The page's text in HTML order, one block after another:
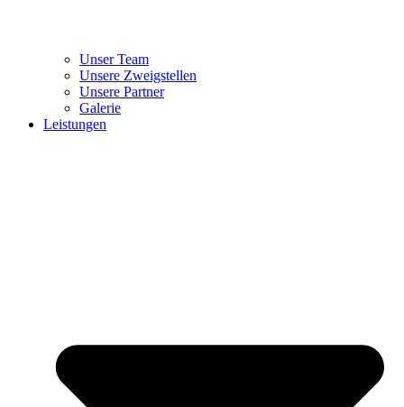
Unser Team
Unsere Zweigstellen
Unsere Partner
Galerie
Leistungen